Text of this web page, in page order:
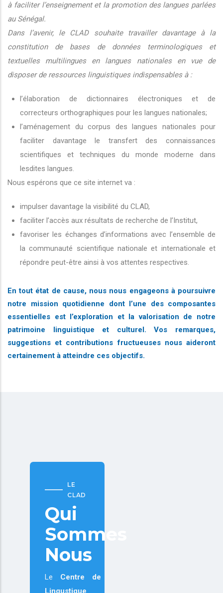
à faciliter l’enseignement et la promotion des langues parlées
au Sénégal.
Dans l’avenir, le CLAD souhaite travailler davantage à la
constitution de bases de données terminologiques et
textuelles multilingues en langues nationales en vue de
disposer de ressources linguistiques indispensables à :
l’élaboration de dictionnaires électroniques et de
correcteurs orthographiques pour les langues nationales;
l’aménagement du corpus des langues nationales pour
faciliter davantage le transfert des connaissances
scientifiques et techniques du monde moderne dans
lesdites langues.
Nous espérons que ce site internet va :
impulser davantage la visibilité du CLAD,
faciliter l’accès aux résultats de recherche de l’Institut,
favoriser les échanges d’informations avec l’ensemble de
la communauté scientifique nationale et internationale et
répondre peut-être ainsi à vos attentes respectives.
En tout état de cause, nous nous engageons à poursuivre
notre mission quotidienne dont l’une des composantes
essentielles est l’exploration et la valorisation de notre
patrimoine linguistique et culturel. Vos remarques,
suggestions et contributions fructueuses nous aideront
certainement à atteindre ces objectifs.
LE
CLAD
Qui
Sommes
Nous
Le Centre de
Lingustique